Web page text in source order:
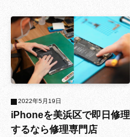
iPhoneを美浜区で即日修理
するなら修理専門店
2022年5月19日